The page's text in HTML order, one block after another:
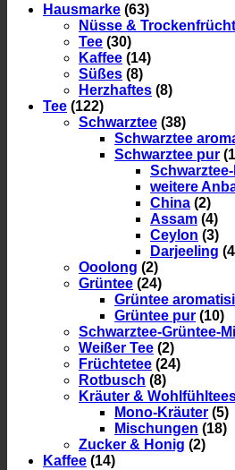
Hausmarke (63)
Nüsse &
Tee (30)
Kaffee (14)
Süßes (8)
Herzhaftes (8)
Tee (122)
Schwarztee (38)
Schwarztee
Schwarztee pur
weitere
China (2)
Assam (4)
Ceylon (3)
Darjeeling
Ooolong (2)
Grüntee (24)
Grüntee
Grüntee pur (10)
Schwarztee-Grüntee-
Weißer Tee (2)
Früchtetee (24)
Rotbusch (8)
Kräuter &
Mono-Kräuter (5)
Mischungen (18)
Zucker & Honig (2)
Kaffee (14)